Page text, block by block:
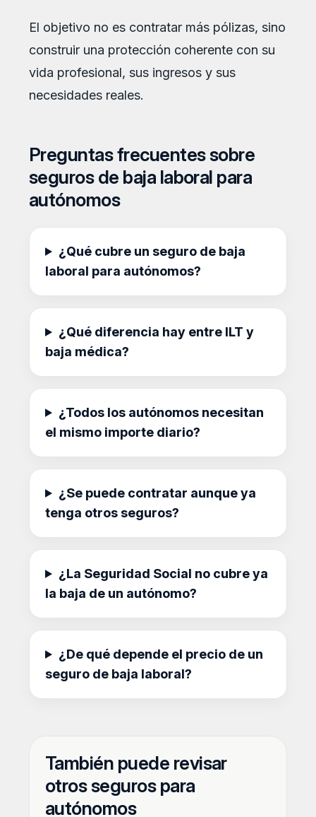
El objetivo no es contratar más pólizas, sino
construir una protección coherente con su
vida profesional, sus ingresos y sus
necesidades reales.
Preguntas frecuentes sobre
seguros de baja laboral para
autónomos
¿Qué cubre un seguro de baja
laboral para autónomos?
¿Qué diferencia hay entre ILT y
baja médica?
¿Todos los autónomos necesitan
el mismo importe diario?
¿Se puede contratar aunque ya
tenga otros seguros?
¿La Seguridad Social no cubre ya
la baja de un autónomo?
¿De qué depende el precio de un
seguro de baja laboral?
También puede revisar
otros seguros para
autónomos